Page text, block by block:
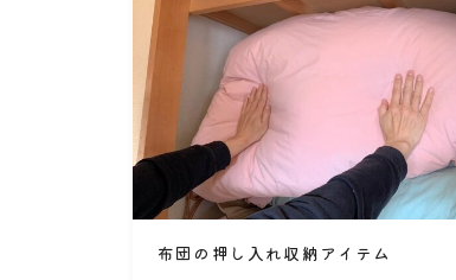
布団の押し入れ収納アイテム